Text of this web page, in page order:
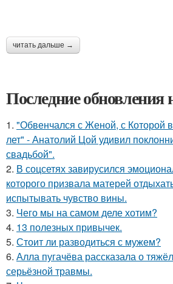
читать дальше →
Последние обновления
1. "Обвенчался с Женой, с Которой
лет" - Анатолий Цой удивил
свадьбой".
2. В соцсетях завирусился
которого призвала матерей
испытывать чувство вины.
3. Чего мы на самом деле хотим?
4. 13 полезных привычек.
5. Стоит ли разводиться с мужем?
6. Алла пугачёва рассказала о
серьёзной травмы.